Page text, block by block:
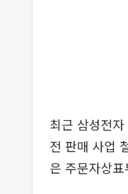
최근 삼성전
전 판매 사업
은 주문자상